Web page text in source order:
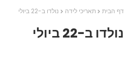
דף הבית תאריכי לידה נולדו ב-22 ביולי
נולדו ב-22 ביולי